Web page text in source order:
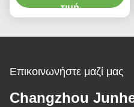
νιφάδων ψευδάργυρου
τιμή
Επικοινωνήστε μαζί μας
Changzhou